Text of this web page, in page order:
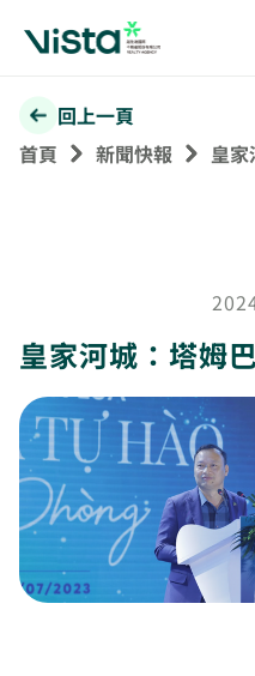
回上一頁
首頁
新聞快報 皇
皇家河城：塔姆